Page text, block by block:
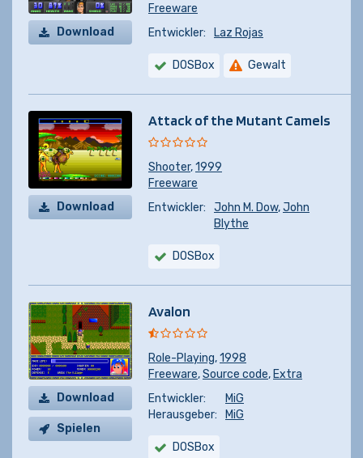
Download
Freeware
Entwickler:
Laz Rojas
DOSBox Gewalt
Download
Attack of the Mutant Camels
Shooter,1999
Freeware
Entwickler:
John M. Dow,John
Blythe
DOSBox
Download
Spielen
Avalon
Role-Playing,1998
Freeware,Source code, Extra
Entwickler:
MiG
Herausgeber:
MiG
DOSBox